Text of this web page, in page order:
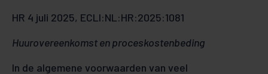
HR 4 juli 2025, ECLI:NL:HR:2025:1081
Huurovereenkomst en proceskostenbeding
In de algemene voorwaarden van veel